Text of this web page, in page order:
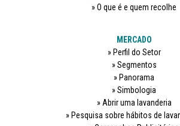
O que é e quem recolhe
MERCADO
Perfil do Setor
Segmentos
Panorama
Simbologia
Abrir uma lavanderia
Pesquisa sobre hábitos de